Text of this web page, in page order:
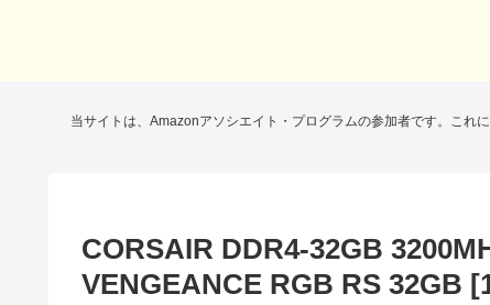
当サイトは、Amazonアソシエイト・プログラムの参加者です。これ
CORSAIR DDR4-32GB
VENGEANCE RGB RS 32GB